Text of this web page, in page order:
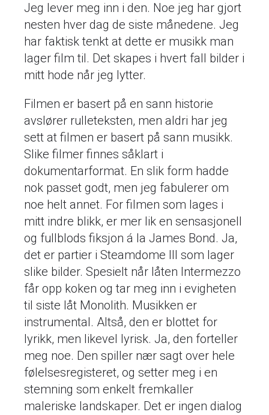
Jeg lever meg inn i den. Noe jeg har gjort
nesten hver dag de siste månedene. Jeg
har faktisk tenkt at dette er musikk man
lager film til. Det skapes i hvert fall bilder i
mitt hode når jeg lytter.
Filmen er basert på en sann historie
avslører rulleteksten, men aldri har jeg
sett at filmen er basert på sann musikk.
Slike filmer finnes såklart i
dokumentarformat. En slik form hadde
nok passet godt, men jeg fabulerer om
noe helt annet. For filmen som lages i
mitt indre blikk, er mer lik en sensasjonell
og fullblods fiksjon á la James Bond. Ja,
det er partier i Steamdome III som lager
slike bilder. Spesielt når låten Intermezzo
får opp koken og tar meg inn i evigheten
til siste låt Monolith. Musikken er
instrumental. Altså, den er blottet for
lyrikk, men likevel lyrisk. Ja, den forteller
meg noe. Den spiller nær sagt over hele
følelsesregisteret, og setter meg i en
stemning som enkelt fremkaller
maleriske landskaper. Det er ingen dialog